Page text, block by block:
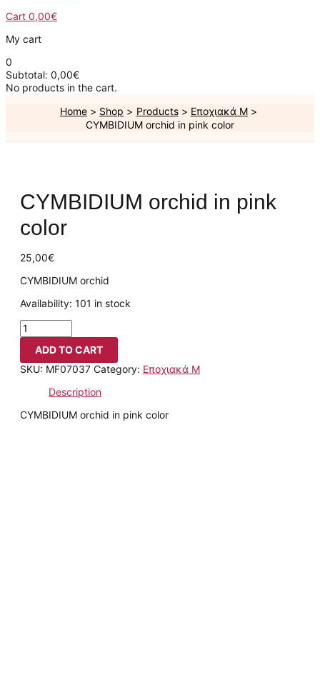
Cart 0,00€
My cart
0
Subtotal: 0,00€
No products in the cart.
Home
Shop Products
Εποχιακά Μ
CYMBIDIUM orchid in pink color
CYMBIDIUM orchid in pink
color
25,00€
CYMBIDIUM orchid
Availability: 101 in stock
ADD TO CART
SKU: MF07037 Category: Εποχιακά Μ
Description
CYMBIDIUM orchid in pink color